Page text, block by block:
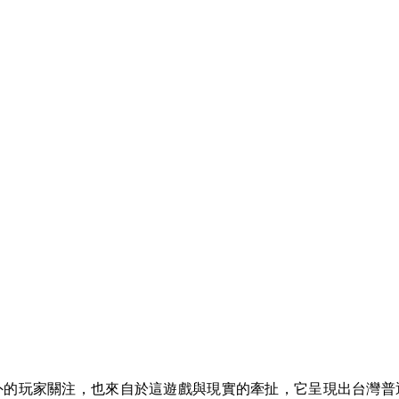
玩家關注，也來自於這遊戲與現實的牽扯，它呈現出台灣